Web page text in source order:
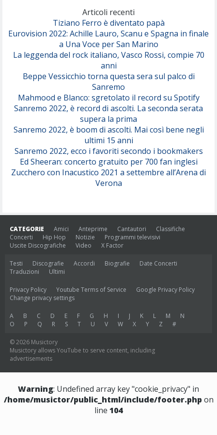
Serenamente
Articoli recenti
Tiziano Ferro è diventato papà
Eurovision 2022: Achille Lauro, Scanu e Spagna in finale
a Una Voce per San Marino
La leggenda del rock italiano, Vasco Rossi, compie 70
anni
Beppe Vessicchio torna questa sera sul palco di
Sanremo
Mahmood e Blanco: sgretolato il record su Spotify
Sanremo 2022, è record di ascolti. La seconda serata
supera la prima
Sanremo 2022, è boom di ascolti. Mai così bene negli
ultimi 15 anni
Sanremo 2022, ecco i favoriti secondo i bookmakers
Ed Sheeran: concerto gratuito per 700 fan inglesi
Zucchero con Inacustico 2021 a settembre all’Arena di
Verona
CATEGORIE Amici Anteprime Cantautori
Classifiche
Concerti
Hip Hop Notizie
Programmi televisivi
Uscite Discografiche
Video X Factor
Testi Discografie Accordi Biografie
Date Concerti
Traduzioni
Ultimi
Privacy Policy Youtube Terms of Service
Google Privacy Policy
Change privacy settings
A B C D E F G H I J K L M
N
O
P Q R S T U V W X Y Z #
© 2026 Musictory
Musictory allows YouTube to serve content, including
advertisements
Warning: Undefined array key "cookie_privacy" in
/home/musictor/public_html/include/footer.php on
line 104